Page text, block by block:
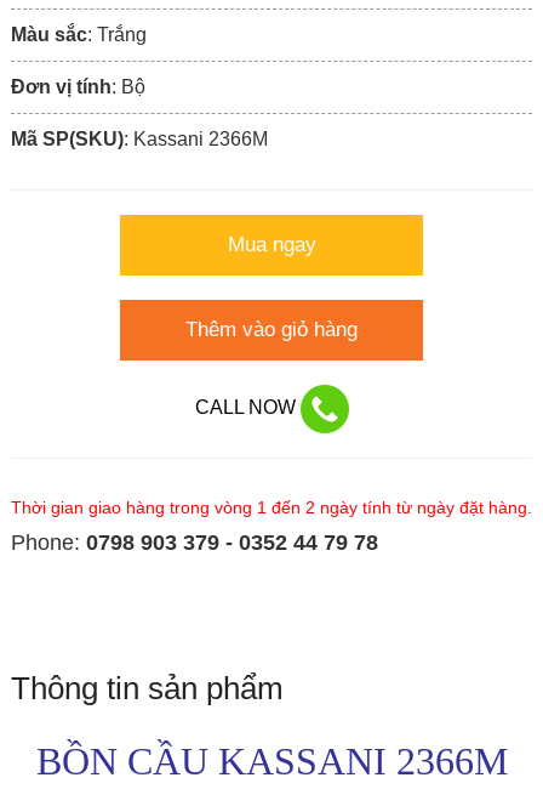
Màu sắc: Trắng
Đơn vị tính: Bộ
Mã SP(SKU): Kassani 2366M
Mua ngay
Thêm vào giỏ hàng
CALL NOW
Thời gian giao hàng trong vòng 1 đến 2 ngày tính từ ngày đặt hàng.
Phone: 0798 903 379 - 0352 44 79 78
Thông tin sản phẩm
BỒN CẦU KASSANI 2366M